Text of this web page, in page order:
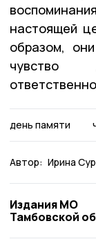
настоящей
образом,
чувство
день памяти
Автор: Ирина
Издания МО
Тамбовской